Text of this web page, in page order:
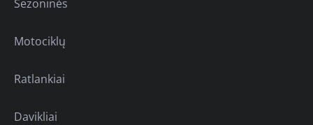
Sezoninės
Motociklų
Ratlankiai
Davikliai